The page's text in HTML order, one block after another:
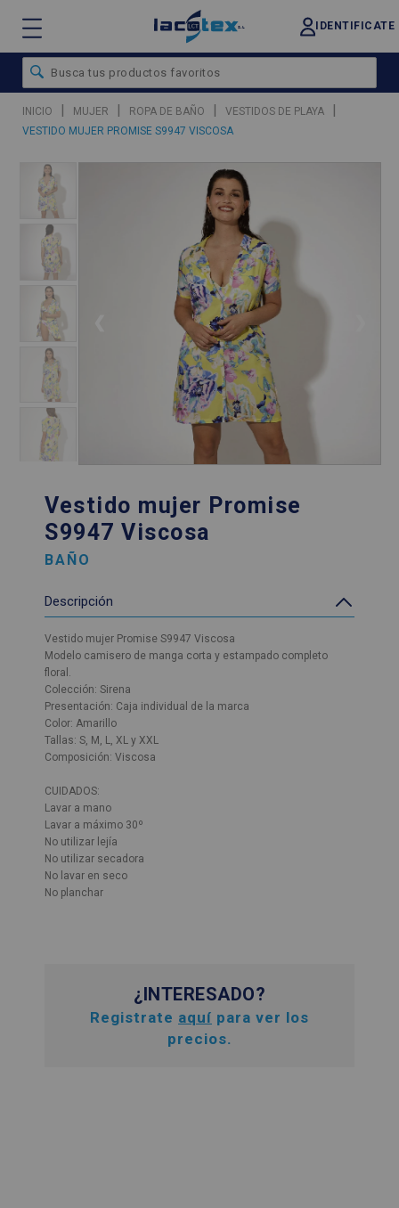
IDENTIFICATE
INICIO | MUJER | ROPA DE BAÑO | VESTIDOS DE PLAYA |
VESTIDO MUJER PROMISE S9947 VISCOSA
Vestido mujer Promise
S9947 Viscosa
BAÑO
Descripción
Vestido mujer Promise S9947 Viscosa
Modelo camisero de manga corta y estampado completo
floral.
Colección: Sirena
Presentación: Caja individual de la marca
Color: Amarillo
Tallas: S, M, L, XL y XXL
Composición: Viscosa
CUIDADOS:
Lavar a mano
Lavar a máximo 30º
No utilizar lejía
No utilizar secadora
No lavar en seco
No planchar
¿INTERESADO?
Registrate aquí para ver los
precios.